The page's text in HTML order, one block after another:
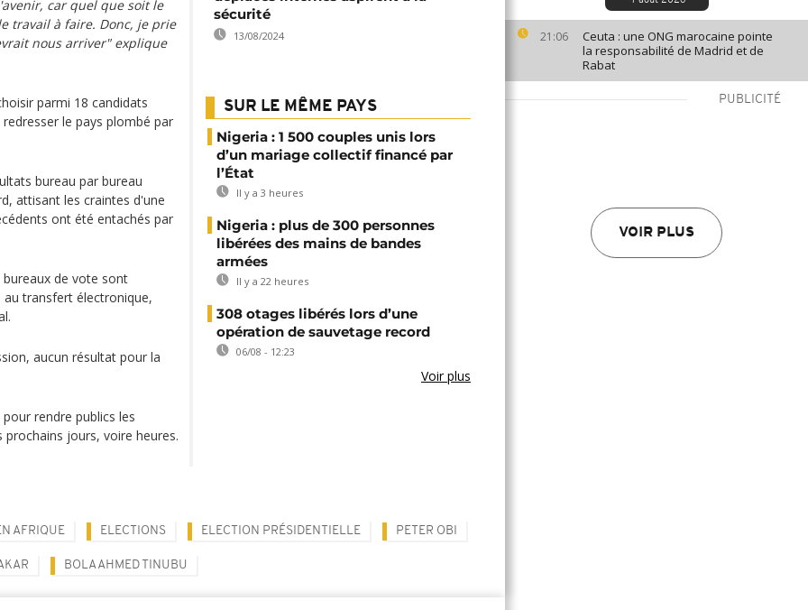
21:06
Ceuta : une ONG marocaine pointe
la responsabilité de Madrid et de
Rabat
PUBLICITÉ
VOIR PLUS
car quel que soit le
travail à faire. Donc, je prie
nous arriver" explique
parmi 18 candidats
le pays plombé par
bureau par bureau
attisant les craintes d'une
ont été entachés par
bureaux de vote sont
transfert électronique,
aucun résultat pour la
rendre publics les
jours, voire heures.
sécurité
13/08/2024
SUR LE MÊME PAYS
Nigeria : 1 500 couples unis lors
d’un mariage collectif financé par
l’État
Il y a 3 heures
Nigeria : plus de 300 personnes
libérées des mains de bandes
armées
Il y a 22 heures
308 otages libérés lors d’une
opération de sauvetage record
06/08 - 12:23
Voir plus
AFRIQUE ELECTIONS ELECTION PRÉSIDENTIELLE PETER OBI
BOLA AHMED TINUBU